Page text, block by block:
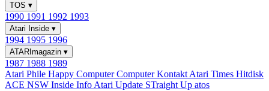
TOS ▾
1990 1991 1992 1993
Atari Inside ▾
1994 1995 1996
ATARImagazin ▾
1987 1988 1989
Atari Phile Happy ComputerComputer Kontakt Atari Times Hitdisk
ACE NSW Inside Info Atari Update STraight Up atos